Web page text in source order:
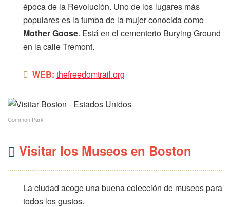
época de la Revolución. Uno de los lugares más
populares es la tumba de la mujer conocida como
Mother Goose. Está en el cementerio Burying Ground
en la calle Tremont.
WEB: thefreedomtrail.org
Common Park
Visitar los Museos en Boston
La ciudad acoge una buena colección de museos para
todos los gustos.